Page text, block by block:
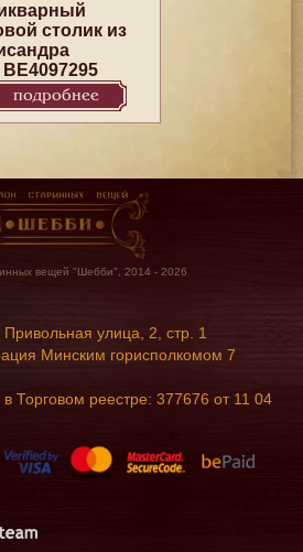
столик из
BE4097295
подробнее
вещей "Шебби", 2014 - 2026
улица, 2, стр. 1
Минским горисполкомом 7
Торговом реестре: 377676 от 11 04